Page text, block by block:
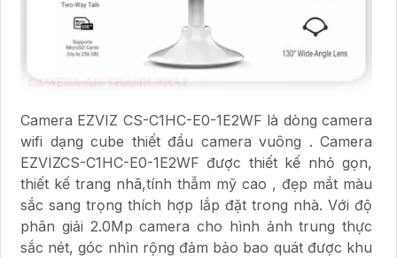
Camera EZVIZ CS-C1HC-E0-1E2WF là dòng camera
wifi dạng cube thiết đầu camera vuông . Camera
EZVIZCS-C1HC-E0-1E2WF được thiết kế nhỏ gọn,
thiết kế trang nhã,tính thẫm mỹ cao , đẹp mắt màu
sắc sang trọng thích hợp lắp đặt trong nhà. Với độ
phân giải 2.0Mp camera cho hình ảnh trung thực
sắc nét, góc nhìn rộng đảm bảo bao quát được khu